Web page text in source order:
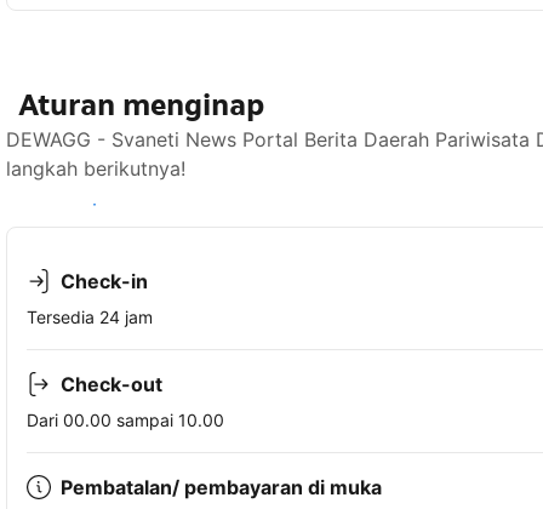
Aturan menginap
DEWAGG - Svaneti News Portal Berita Daerah
langkah berikutnya!
Lihat ketersediaan
Check-in
Tersedia 24 jam
Check-out
Dari 00.00 sampai 10.00
Pembatalan/ pembayaran di muka